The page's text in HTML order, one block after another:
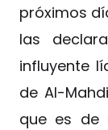
próximos
las
influyente
de Al-
que es de